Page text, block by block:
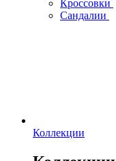
Кроссовки
Сандалии
Коллекции